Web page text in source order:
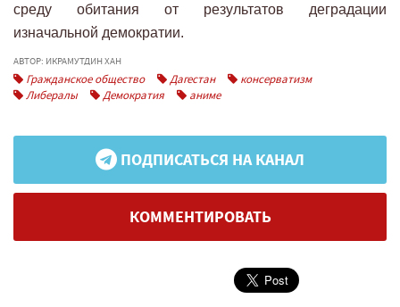
среду обитания от результатов деградации
изначальной демократии.
АВТОР: ИКРАМУТДИН ХАН
Гражданское общество Дагестан
консерватизм
Либералы
Демократия аниме
ПОДПИСАТЬСЯ НА КАНАЛ
КОММЕНТИРОВАТЬ